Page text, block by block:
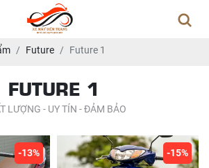
Future Future 1
FUTURE 1
LƯỢNG - UY TÍN - ĐẢM BẢO
-13% -15%